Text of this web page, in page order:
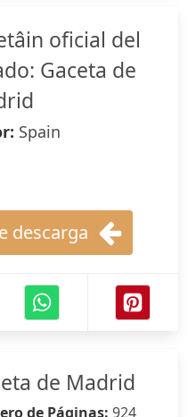
oficial del
Gaceta de
Spain
descarga
de Madrid
de Páginas: 924